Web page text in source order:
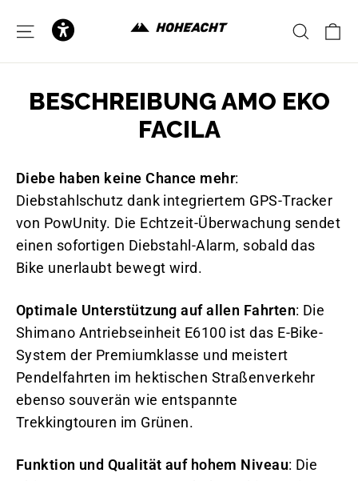
Inhalt
SEITENNAVIGATION
BESCHREIBUNG AMO EKO
FACILA
Diebe haben keine Chance mehr:
Diebstahlschutz dank integriertem GPS-Tracker
von PowUnity. Die Echtzeit-Überwachung sendet
einen sofortigen Diebstahl-Alarm, sobald das
Bike unerlaubt bewegt wird.
Optimale Unterstützung auf allen Fahrten: Die
Shimano Antriebseinheit E6100 ist das E-Bike-
System der Premiumklasse und meistert
Pendelfahrten im hektischen Straßenverkehr
ebenso souverän wie entspannte
Trekkingtouren im Grünen.
Funktion und Qualität auf hohem Niveau: Die